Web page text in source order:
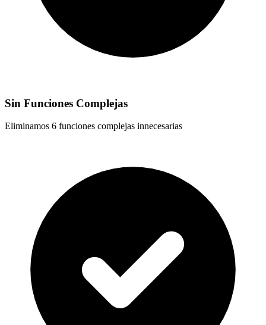
Sin Funciones Complejas
Eliminamos 6 funciones complejas innecesarias